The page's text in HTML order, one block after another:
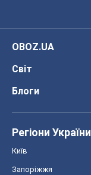
OBOZ.UA
Світ
Блоги
Регіони України
Київ
Запоріжжя